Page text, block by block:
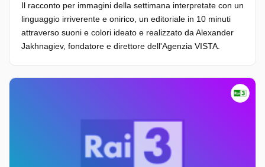
Il racconto per immagini della settimana interpretate con un
linguaggio irriverente e onirico, un editoriale in 10 minuti
attraverso suoni e colori ideato e realizzato da Alexander
Jakhnagiev, fondatore e direttore dell'Agenzia VISTA.